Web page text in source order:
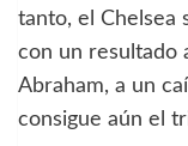
tanto, el Chelsea
con un resultado
Abraham, a un
consigue aún el